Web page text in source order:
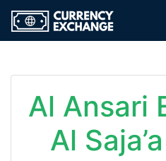
Al Ansari
Al